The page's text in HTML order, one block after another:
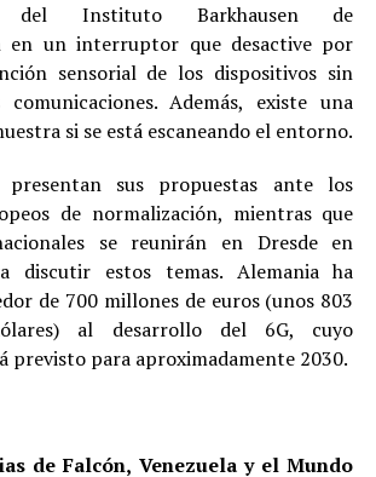
del Instituto Barkhausen de
en un interruptor que desactive por
sensorial de los dispositivos sin
Además, existe una
si se está escaneando el entorno.
sus propuestas ante los
de normalización, mientras que
se reunirán en Dresde en
discutir estos temas. Alemania ha
de 700 millones de euros (unos 803
al desarrollo del 6G, cuyo
previsto para aproximadamente 2030.
de Falcón, Venezuela y el Mundo